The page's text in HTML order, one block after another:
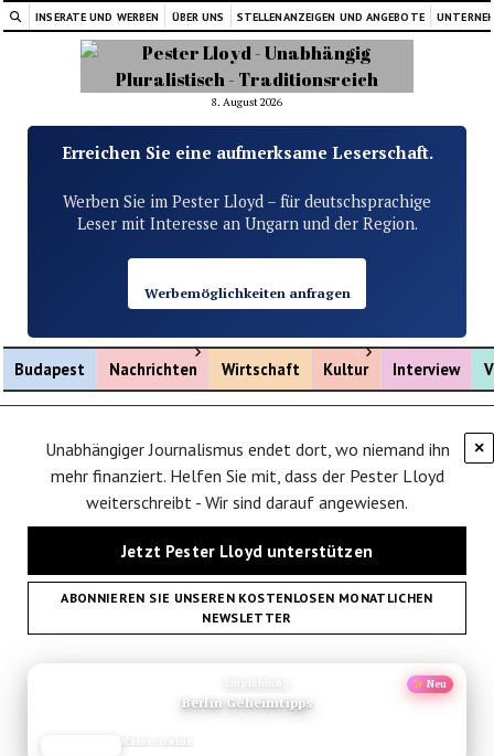
INSERATE UND WERBEN ÜBER UNS STELLENANZEIGEN UND ANGEBOTE
8. August 2026
Erreichen Sie eine aufmerksame Leserschaft.
Werben Sie im Pester Lloyd – für deutschsprachige
Leser mit Interesse an Ungarn und der Region.
Werbemöglichkeiten anfragen
Budapest Nachrichten
Menü öffnen
Wirtschaft Kultur
Menü öffnen
Interview
×
Unabhängiger Journalismus endet dort, wo niemand ihn
mehr finanziert. Helfen Sie mit, dass der Pester Lloyd
weiterschreibt - Wir sind darauf angewiesen.
Jetzt Pester Lloyd unterstützen
ABONNIEREN SIE UNSEREN KOSTENLOSEN MONATLICHEN
NEWSLETTER
Neu
Berlin Geheimtipps
Reise-Guide